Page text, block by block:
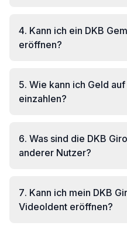
4. Kann ich ein DKB
eröffnen?
5. Wie kann ich Geld
einzahlen?
6. Was sind die DKB
anderer Nutzer?
7. Kann ich mein DKB
VideoIdent eröffnen?